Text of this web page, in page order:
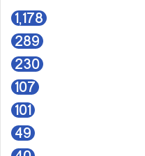
1٬178
289
230
107
101
49